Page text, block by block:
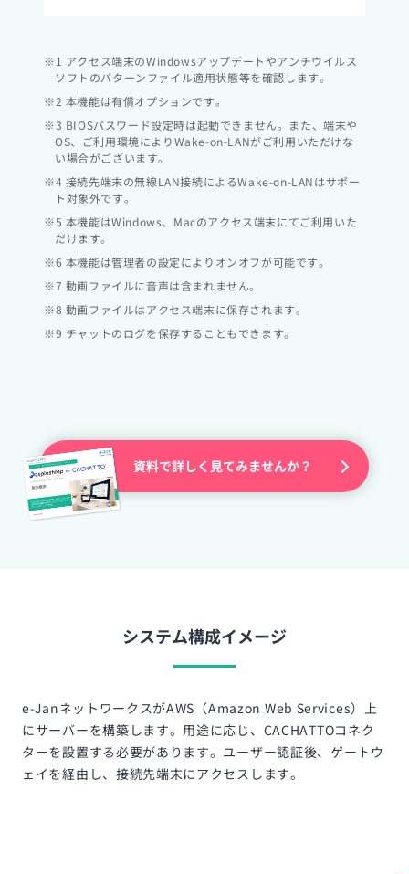
※1 アクセス端末のWindowsアップデートやアンチウイルス
ソフトのパターンファイル適用状態等を確認します。
※2 本機能は有償オプションです。
※3 BIOSパスワード設定時は起動できません。また、端末や
OS、ご利用環境によりWake-on-LANがご利用いただけな
い場合がございます。
※4 接続先端末の無線LAN接続によるWake-on-LANはサポー
ト対象外です。
※5 本機能はWindows、Macのアクセス端末にてご利用いた
だけます。
※6 本機能は管理者の設定によりオンオフが可能です。
※7 動画ファイルに音声は含まれません。
※8 動画ファイルはアクセス端末に保存されます。
※9 チャットのログを保存することもできます。
資料で詳しく見てみませんか？
システム構成イメージ
e-JanネットワークスがAWS（Amazon Web Services）上
にサーバーを構築します。用途に応じ、CACHATTOコネク
ターを設置する必要があります。ユーザー認証後、ゲートウ
ェイを経由し、接続先端末にアクセスします。